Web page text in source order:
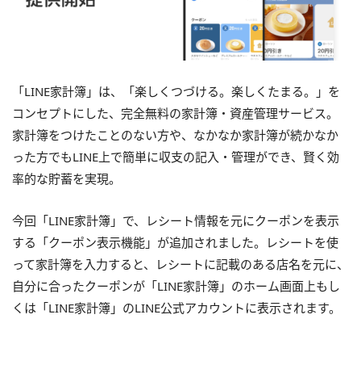
「LINE家計簿」は、「楽しくつづける。楽しくたまる。」を
コンセプトにした、完全無料の家計簿・資産管理サービス。
家計簿をつけたことのない方や、なかなか家計簿が続かなか
った方でもLINE上で簡単に収支の記入・管理ができ、賢く効
率的な貯蓄を実現。
今回「LINE家計簿」で、レシート情報を元にクーポンを表示
する「クーポン表示機能」が追加されました。レシートを使
って家計簿を入力すると、レシートに記載のある店名を元に、
自分に合ったクーポンが「LINE家計簿」のホーム画面上もし
くは「LINE家計簿」のLINE公式アカウントに表示されます。